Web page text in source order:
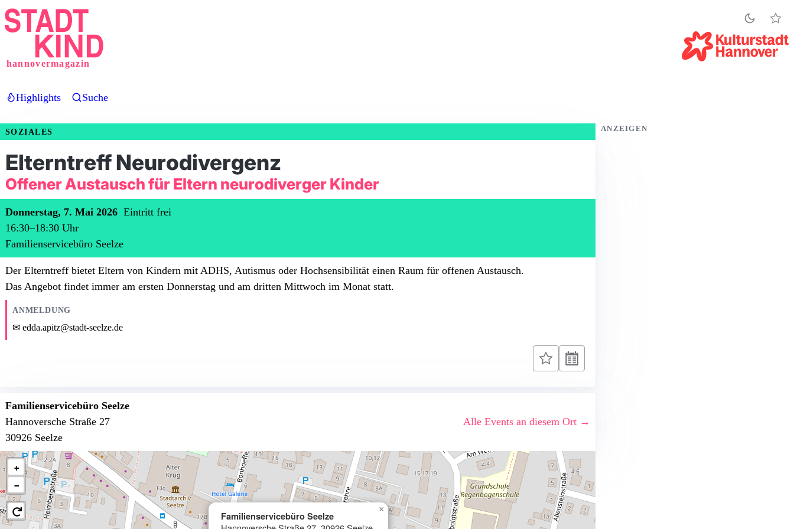
Direkt
zum
hannovermagazin
Highlights Suche
SOZIALES
Elterntreff Neurodivergenz
Offener Austausch für Eltern neurodiverger Kinder
Donnerstag, 7. Mai 2026
16:30–18:30 Uhr
Familienservicebüro Seelze
Eintritt frei
Der Elterntreff bietet Eltern von Kindern mit ADHS, Autismus oder Hochsensibilität einen Raum für offenen Austausch.
Das Angebot findet immer am ersten Donnerstag und am dritten Mittwoch im Monat statt.
ANMELDUNG
edda.apitz@stadt-seelze.de
Familienservicebüro Seelze
Hannoversche Straße 27
30926 Seelze
Alle Events an diesem Ort →
Familienservicebüro Seelze
×
+
−
ANZEIGEN